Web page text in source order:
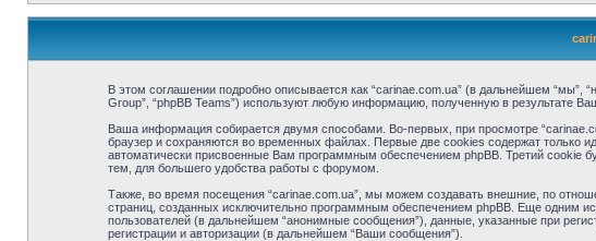
В этом соглашении подробно описывается как “carinae.com.ua” (в дальнейшем “мы”,
Group”, “phpBB Teams”) используют любую информацию, полученную в результате
Ваша информация собирается двумя способами. Во-первых, при просмотре
браузер и сохраняются во временных файлах. Первые две cookies содержат только
автоматически присвоенные Вам программным обеспечением phpBB. Третий cookie
тем, для большего удобства работы с форумом.
Также, во время посещения “carinae.com.ua”, мы можем создавать внешние, по
страниц, созданных исключительно программным обеспечением phpBB. Еще одним
пользователей (в дальнейшем “анонимные сообщения”), данные, указанные при
регистрации и авторизации (в дальнейшем “Ваши сообщения”).